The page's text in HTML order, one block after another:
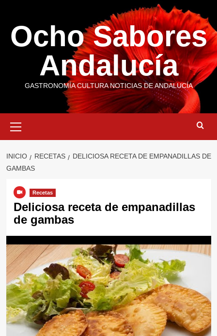
contenido
Ocho Sabores
Andalucía
GASTRONOMÍA CULTURA NOTICIAS DE ANDALUCÍA
primario
INICIO RECETAS
DELICIOSA RECETA DE EMPANADILLAS DE
GAMBAS
Recetas
Deliciosa receta de empanadillas
de gambas